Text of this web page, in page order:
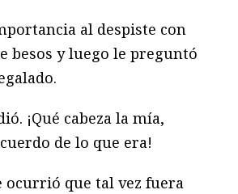
al despiste con
besos y luego le preguntó
¡Qué cabeza la mía,
de lo que era!
ocurrió que tal vez fuera